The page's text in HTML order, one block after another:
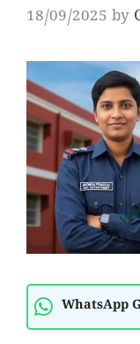
18/09/2025 by
WhatsApp